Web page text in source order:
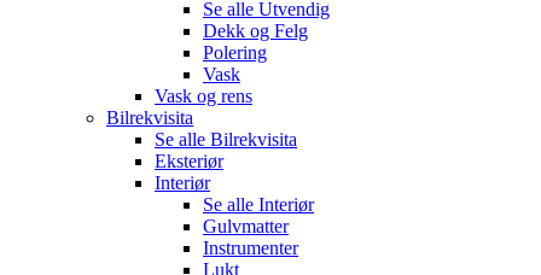
Se alle Utvendig
Dekk og Felg
Polering
Vask
Vask og rens
Bilrekvisita
Se alle Bilrekvisita
Eksteriør
Interiør
Se alle Interiør
Gulvmatter
Instrumenter
Lukt